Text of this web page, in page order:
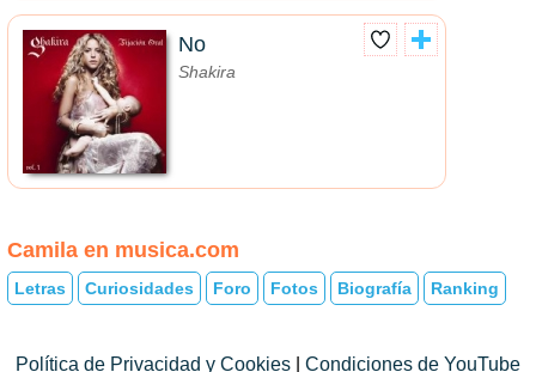
No
Shakira
Camila en musica.com
Letras Curiosidades Foro Fotos Biografía Ranking
Política de Privacidad y Cookies Condiciones de YouTube